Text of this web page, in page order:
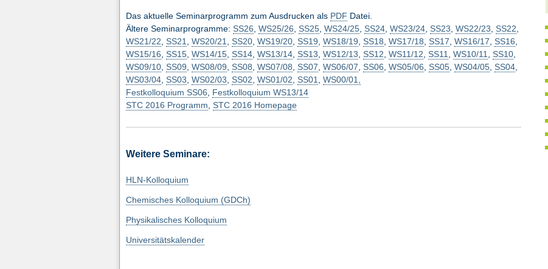
Das aktuelle Seminarprogramm zum Ausdrucken als PDF Datei.
Ältere Seminarprogramme: SS26 WS25/26 SS25 WS24/25 SS24 WS23/24 SS23 WS22/23 SS22
WS21/22 SS21 WS20/21 SS20 WS19/20 SS19 WS18/19 SS18 WS17/18 SS17 WS16/17 SS16
WS15/16 SS15 WS14/15 SS14 WS13/14 SS13 WS12/13 SS12 WS11/12 SS11 WS10/11 SS10
WS09/10 SS09 WS08/09 SS08 WS07/08 SS07 WS06/07 SS06 WS05/06 SS05 WS04/05 SS04
WS03/04 SS03 WS02/03 SS02 WS01/02 SS01
WS00/01,
Festkolloquium SS06
Festkolloquium WS13/14
STC 2016 Programm STC 2016 Homepage
Weitere Seminare:
HLN-Kolloquium
Chemisches Kolloquium (GDCh)
Physikalisches Kolloquium
Universitätskalender